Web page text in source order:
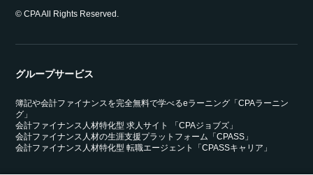
© CPA All Rights Reserved.
グループサービス
簿記や会計ファイナンスを完全無料で学べるeラーニング「CPAラーニン
グ」
会計ファイナンス人材特化型 求人サイト 「CPAジョブズ」
会計ファイナンス人材の生涯支援プラットフォーム「CPASS」
会計ファイナンス人材特化型 転職エージェント「CPASSキャリア」